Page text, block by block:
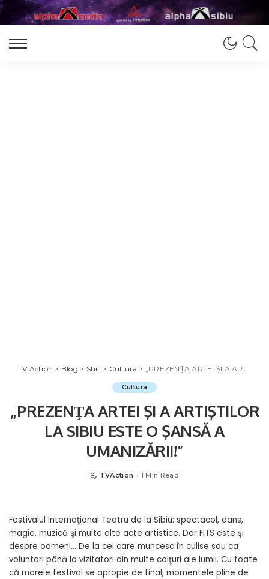
TV Action > Blog > Stiri > Cultura > „PREZENŢA ARTEI ŞI A ARTIŞTILOR LA SIBIU ESTE O ŞANSĂ A UMANIZĂRII!”
Cultura
„PREZENŢA ARTEI ŞI A ARTIŞTILOR
LA SIBIU ESTE O ŞANSĂ A
UMANIZĂRII!”
Posted
By TVAction 1 Min Read
Festivalul Internaţional Teatru de la Sibiu: spectacol, dans,
magie, muzică şi multe alte acte artistice. Dar FITS este şi
despre oameni… De la cei care muncesc în culise sau ca
voluntari până la vizitatori din multe colţuri ale lumii. Cu toate
că marele festival se apropie de final, momentele pline de